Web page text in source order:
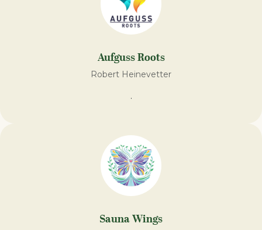
Aufguss Roots
Robert Heinevetter
.
Sauna Wings